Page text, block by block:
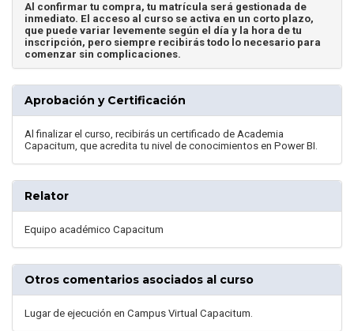
Al confirmar tu compra, tu matrícula será gestionada de
inmediato. El acceso al curso se activa en un corto plazo,
que puede variar levemente según el día y la hora de tu
inscripción, pero siempre recibirás todo lo necesario para
comenzar sin complicaciones.
Aprobación y Certificación
Al finalizar el curso, recibirás un certificado de Academia
Capacitum, que acredita tu nivel de conocimientos en Power BI.
Relator
Equipo académico Capacitum
Otros comentarios asociados al curso
Lugar de ejecución en Campus Virtual Capacitum.